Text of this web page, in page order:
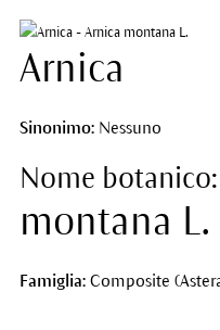
Arnica
Sinonimo:Nessuno
Nome botanico:
montana L.
Famiglia:Composite